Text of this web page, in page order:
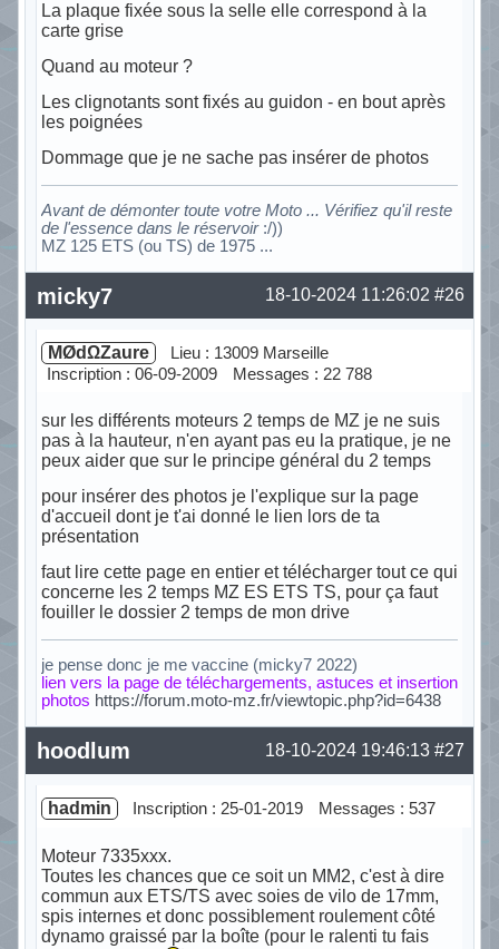
La plaque fixée sous la selle elle correspond à la
carte grise
Quand au moteur ?
Les clignotants sont fixés au guidon - en bout après
les poignées
Dommage que je ne sache pas insérer de photos
Avant de démonter toute votre Moto ... Vérifiez qu'il reste
de l'essence dans le réservoir:/))
MZ 125 ETS (ou TS) de 1975 ...
Hors ligne #26
18-10-2024 11:26:02
micky7
MØdΩZaure
Lieu : 13009 Marseille
Inscription : 06-09-2009
Messages : 22 788
sur les différents moteurs 2 temps de MZ je ne suis
pas à la hauteur, n'en ayant pas eu la pratique, je ne
peux aider que sur le principe général du 2 temps
pour insérer des photos je l'explique sur la page
d'accueil dont je t'ai donné le lien lors de ta
présentation
faut lire cette page en entier et télécharger tout ce qui
concerne les 2 temps MZ ES ETS TS, pour ça faut
fouiller le dossier 2 temps de mon drive
je pense donc je me vaccine (micky7 2022)
lien vers la page de téléchargements, astuces et insertion
photos https://forum.moto-mz.fr/viewtopic.php?id=6438
Hors ligne #27
18-10-2024 19:46:13
hoodlum
hadmin Inscription : 25-01-2019 Messages : 537
Moteur 7335xxx.
Toutes les chances que ce soit un MM2, c'est à dire
commun aux ETS/TS avec soies de vilo de 17mm,
spis internes et donc possiblement roulement côté
dynamo graissé par la boîte (pour le ralenti tu fais